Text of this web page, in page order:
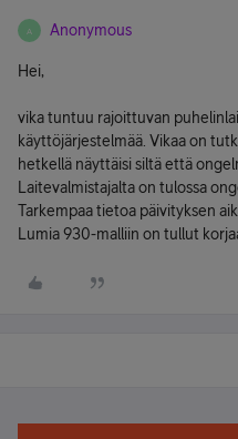
A Anonymous
Hei,
vika tuntuu rajoittuvan
käyttöjärjestelmää. Vikaa on
hetkellä näyttäisi siltä että
Laitevalmistajalta on tulossa
Tarkempaa tietoa päivityksen
Lumia 930-malliin on tullut